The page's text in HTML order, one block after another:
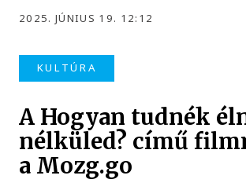
2025. JÚNIUS 19. 12:12
KULTÚRA
A Hogyan tudnék
nélküled? című
a Mozg.go